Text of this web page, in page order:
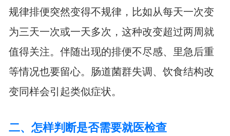
规律排便突然变得不规律，比如从每天一次变
为三天一次或一天多次，这种改变超过两周就
值得关注。伴随出现的排便不尽感、里急后重
等情况也要留心。肠道菌群失调、饮食结构改
变同样会引起类似症状。
二、怎样判断是否需要就医检查